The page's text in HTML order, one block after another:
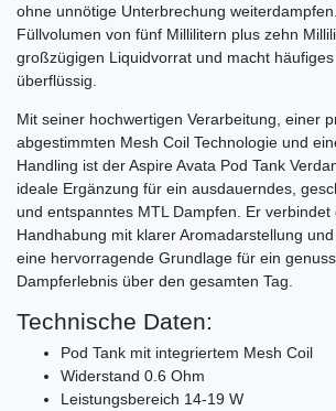
ohne unnötige Unterbrechung
Füllvolumen von fünf Millilitern plus zehn
großzügigen Liquidvorrat und macht
überflüssig.
Mit seiner hochwertigen Verarbeitung, einer
abgestimmten Mesh Coil Technologie und
Handling ist der Aspire Avata Pod Tank
ideale Ergänzung für ein ausdauerndes,
und entspanntes MTL Dampfen. Er verbindet
Handhabung mit klarer Aromadarstellung
eine hervorragende Grundlage für ein
Dampferlebnis über den gesamten Tag.
Technische Daten:
Pod Tank mit integriertem Mesh Coil
Widerstand 0.6 Ohm
Leistungsbereich 14-19 W